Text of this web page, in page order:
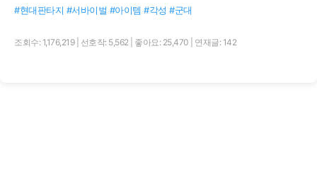
#현대판타지 #서바이벌 #아이템 #각성 #군대
조회수: 1,176,219 선호작: 5,562 좋아요: 25,470 연재글: 142